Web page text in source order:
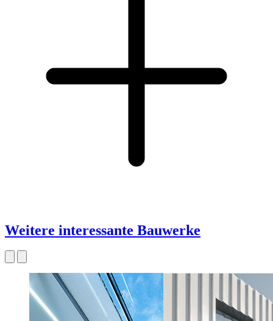
Weitere interessante Bauwerke